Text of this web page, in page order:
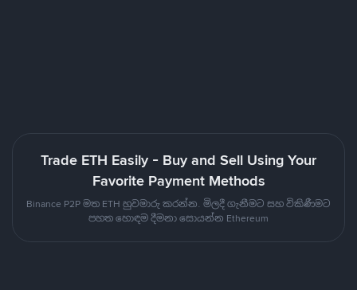
Trade ETH Easily - Buy and Sell Using Your
Favorite Payment Methods
Binance P2P මත ETH හුවමාරු කරන්න. මිලදී ගැනීමට සහ විකිණීමට
පහත හොඳම දීමනා සොයන්න Ethereum